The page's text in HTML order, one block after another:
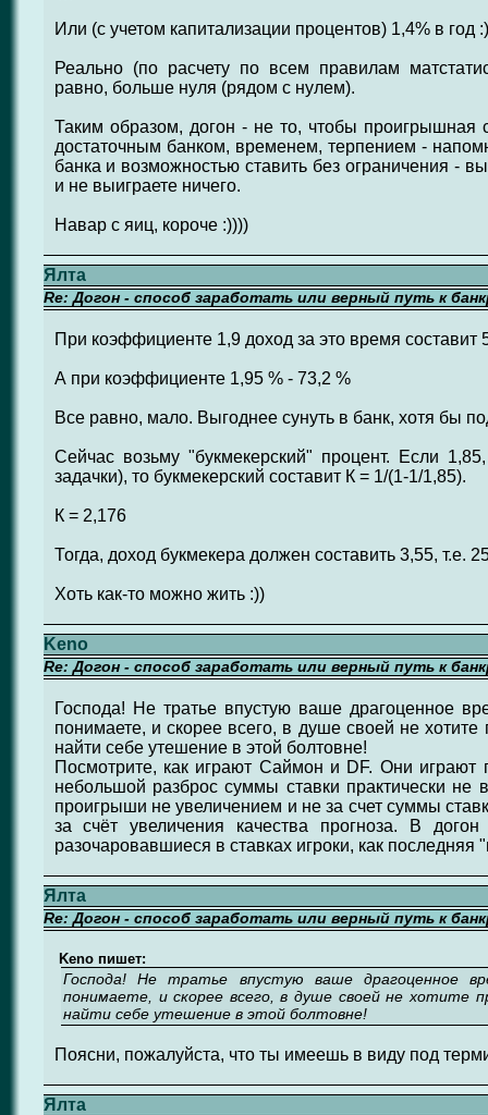
Или (с учетом капитализации процентов) 1,4% в год
Реально (по расчету по всем правилам
равно, больше нуля (рядом с нулем).
Таким образом, догон - не то, чтобы проигрышная
достаточным банком, временем, терпением -
банка и возможностью ставить без ограничения -
и не выиграете ничего.
Навар с яиц, короче :))))
Ялта
Re: Догон - способ заработать или верный путь к
При коэффициенте 1,9 доход за это время составит
А при коэффициенте 1,95 % - 73,2 %
Все равно, мало. Выгоднее сунуть в банк, хотя бы
Сейчас возьму "букмекерский" процент. Если
задачки), то букмекерский составит К = 1/(1-1/1,85).
К = 2,176
Тогда, доход букмекера должен составить 3,55, т.е.
Хоть как-то можно жить :))
Keno
Re: Догон - способ заработать или верный путь к
Господа! Не тратье впустую ваше драгоценное
понимаете, и скорее всего, в душе своей не хотите
найти себе утешение в этой болтовне!
Посмотрите, как играют Саймон и DF. Они играют
небольшой разброс суммы ставки практически не
проигрыши не увеличением и не за счет суммы
за счёт увеличения качества прогноза. В
разочаровавшиеся в ставках игроки, как последняя
Ялта
Re: Догон - способ заработать или верный путь к
Keno пишет:
Господа! Не тратье впустую ваше драгоценное
понимаете, и скорее всего, в душе своей не хотите
найти себе утешение в этой болтовне!
Поясни, пожалуйста, что ты имеешь в виду под
Ялта